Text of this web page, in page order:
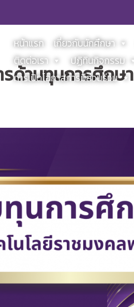
หน้าแรก เกี่ยวกับนักศึกษา
ติดต่อเรา
ปฏิทินกิจกรรม
การเปิดโอกาสการมีส่วนร่วม
ด้านทุนการศึกษา